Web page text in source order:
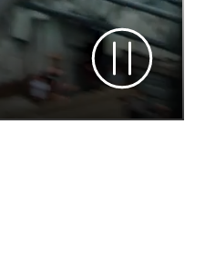
Video pausieren